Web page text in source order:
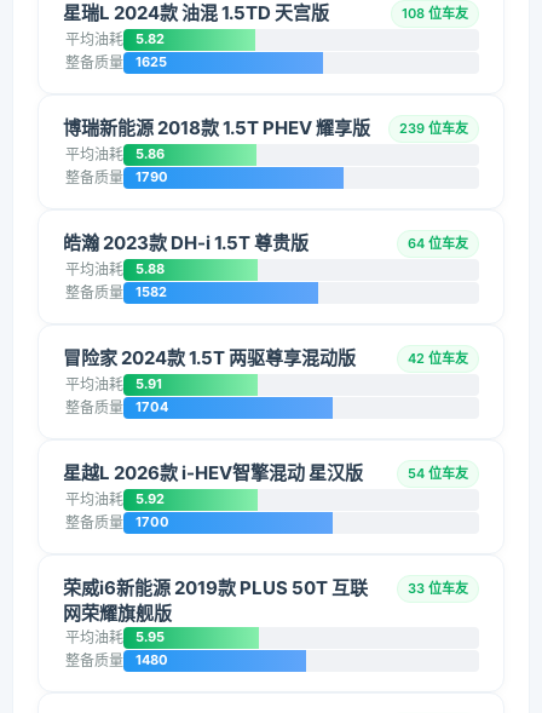
星瑞L 2024款 油混 1.5TD 天宫版 108 位车友
平均油耗 5.82
整备质量 1625
博瑞新能源 2018款 1.5T PHEV 耀享版 239 位车友
平均油耗 5.86
整备质量 1790
皓瀚 2023款 DH-i 1.5T 尊贵版 64 位车友
平均油耗 5.88
整备质量 1582
冒险家 2024款 1.5T 两驱尊享混动版 42 位车友
平均油耗 5.91
整备质量 1704
星越L 2026款 i-HEV智擎混动 星汉版 54 位车友
平均油耗 5.92
整备质量 1700
荣威i6新能源 2019款 PLUS 50T 互联
网荣耀旗舰版
33 位车友
平均油耗 5.95
整备质量 1480